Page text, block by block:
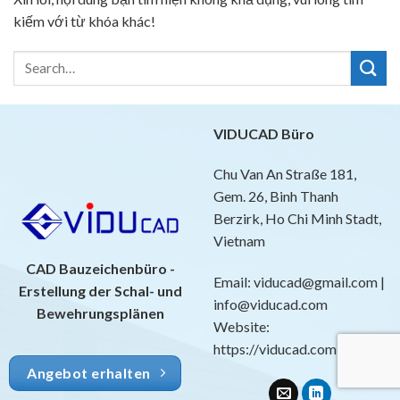
kiếm với từ khóa khác!
CAD Bauzeichenbüro -
Erstellung der Schal- und
Bewehrungsplänen
VIDUCAD Büro
Chu Van An Straße 181,
Gem. 26, Binh Thanh
Berzirk, Ho Chi Minh Stadt,
Vietnam
Email: viducad@gmail.com |
info@viducad.com
Website:
https://viducad.com
Angebot erhalten